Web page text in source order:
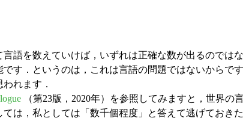
語を数えていけば，いずれは正確な数が出るのでは
す．というのは，これは言語の問題ではないからで
れます．
（第23版，2020年）を参照してみますと，世界
は，私としては「数千個程度」と答えて逃げておき